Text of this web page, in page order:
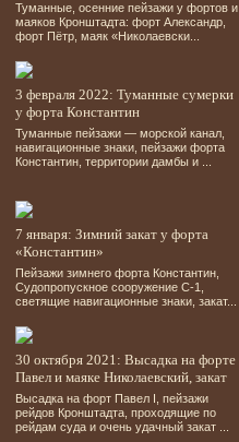
Туманные, осенние пейзажи у фортов и
маяков Кронштадта: форт Александр,
форт Пётр, маяк «Николаевски...
3 февраля 2022: Туманные сумерки
у форта Константин
Туманные пейзажи — морской канал,
навигационные знаки, пейзажи форта
Константин, территории дамбы и ...
7 января: Зимний закат у форта
«Константин»
Пейзажи зимнего форта Константин,
Судопропускное сооружение С-1,
светящие навигационные знаки, закат...
30 октября 2021: Высадка на форте
Павел и маяке Николаевский, закат
Высадка на форт Павел І, пейзажи
рейдов Кронштадта, проходящие по
рейдам суда и очень удачный закат ...